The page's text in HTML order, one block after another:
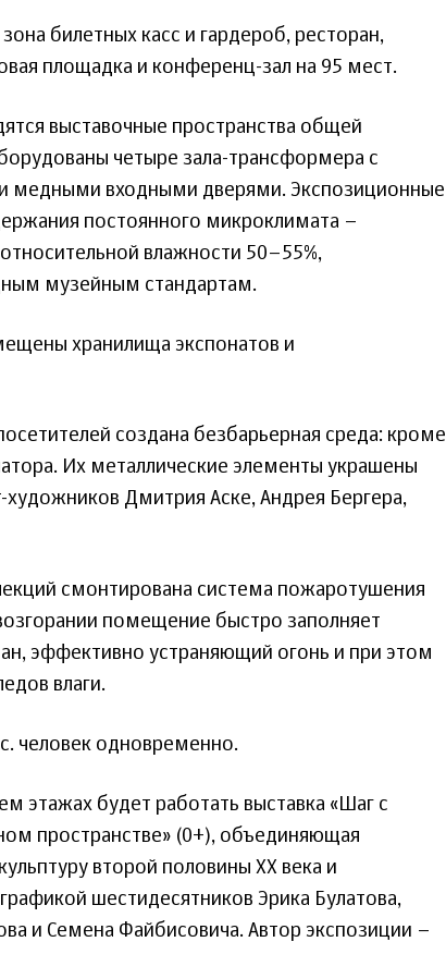
билетных касс и гардероб, ресторан,
площадка и конференц-зал на 95 мест.
выставочные пространства общей
четыре зала-трансформера с
медными входными дверями. Экспозиционные
постоянного микроклимата –
влажности 50–55%,
музейным стандартам.
хранилища экспонатов и
создана безбарьерная среда: кроме
Их металлические элементы украшены
художников Дмитрия Аске, Андрея Бергера,
смонтирована система пожаротушения
помещение быстро заполняет
эффективно устраняющий огонь и при этом
влаги.
человек одновременно.
этажах будет работать выставка «Шаг с
пространстве» (0+), объединяющая
второй половины XX века и
шестидесятников Эрика Булатова,
и Семена Файбисовича. Автор экспозиции –